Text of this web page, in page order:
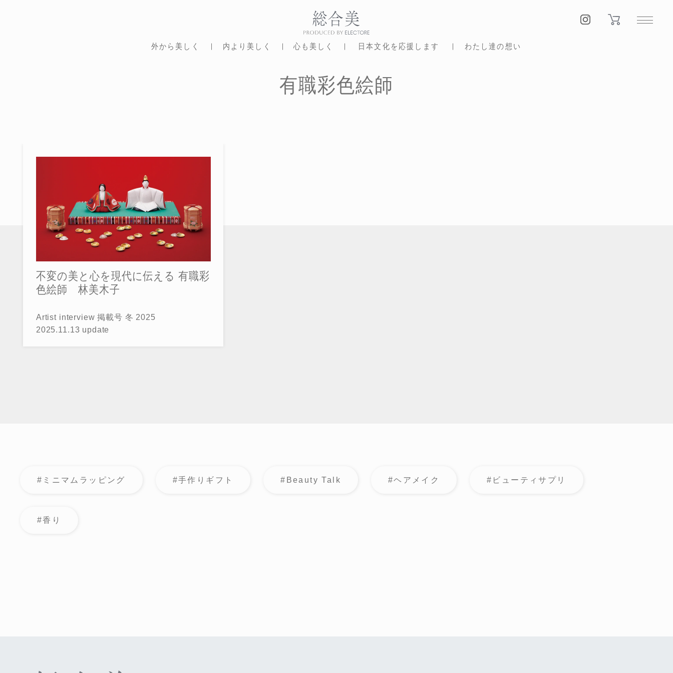
外から美しく 内より美しく 心も美しく 日本文化を応援します わたし達の想い
有職彩色絵師
不変の美と心を現代に伝える 有職彩
色絵師 林美木子
Artist interview 掲載号 冬 2025
2025.11.13 update
#ミニマムラッピング #手作りギフト #Beauty Talk #ヘアメイク #ビューティサプリ
#香り